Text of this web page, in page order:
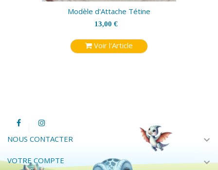
Modèle d'Attache Tétine
13,00 €
Voir l'Article
NOUS CONTACTER expand_more
VOTRE COMPTE expand_more